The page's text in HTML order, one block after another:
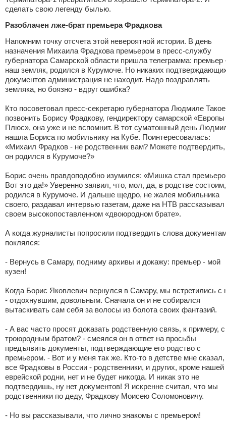
сделать свою легенду былью.
Разоблачен лже-брат премьера Фрадкова
Напомним точку отсчета этой невероятной истории. В день
назначения Михаила Фрадкова премьером в пресс-службу
губернатора Самарской области пришла телеграмма: премьер
наш земляк, родился в Курумоче. Но никаких
документов администрация не находит. Надо поздравлять
земляка, но боязно - вдруг ошибка?
Кто посоветовал пресс-секретарю губернатора Людмиле
позвонить Борису Фрадкову, гендиректору самарской «Европы
Плюс», она уже и не вспомнит. В тот суматошный день
нашла Бориса по мобильнику на Кубе. Поинтересовалась:
«Михаил Фрадков - не родственник вам? Можете подтвердить,
он родился в Курумоче?»
Борис очень правдоподобно изумился: «Мишка стал
Вот это да!» Уверенно заявил, что, мол, да, в родстве
родился в Курумоче. И дальше щедро, не жалея мобильника
своего, раздавал интервью газетам, даже на НТВ рассказывал
своем высокопоставленном «двоюродном брате».
А когда журналисты попросили подтвердить слова
поклялся:
- Вернусь в Самару, подниму архивы и докажу: премьер - мой
кузен!
Когда Борис Яковлевич вернулся в Самару, мы встретились с
- отдохнувшим, довольным. Сначала он и не собирался
вытаскивать сам себя за волосы из болота своих фантазий.
- А вас часто просят доказать родственную связь, к примеру, с
троюродным братом? - смеялся он в ответ на просьбы
предъявить документы, подтверждающие его родство с
премьером. - Вот и у меня так же. Кто-то в детстве мне сказал,
все Фрадковы в России - родственники, и других, кроме нашей
еврейской родни, нет и не будет никогда. И никак это не
подтвердишь, ну нет документов! Я искренне считал, что мы
родственники по деду, Фрадкову Моисею Соломоновичу.
- Но вы рассказывали, что лично знакомы с премьером!